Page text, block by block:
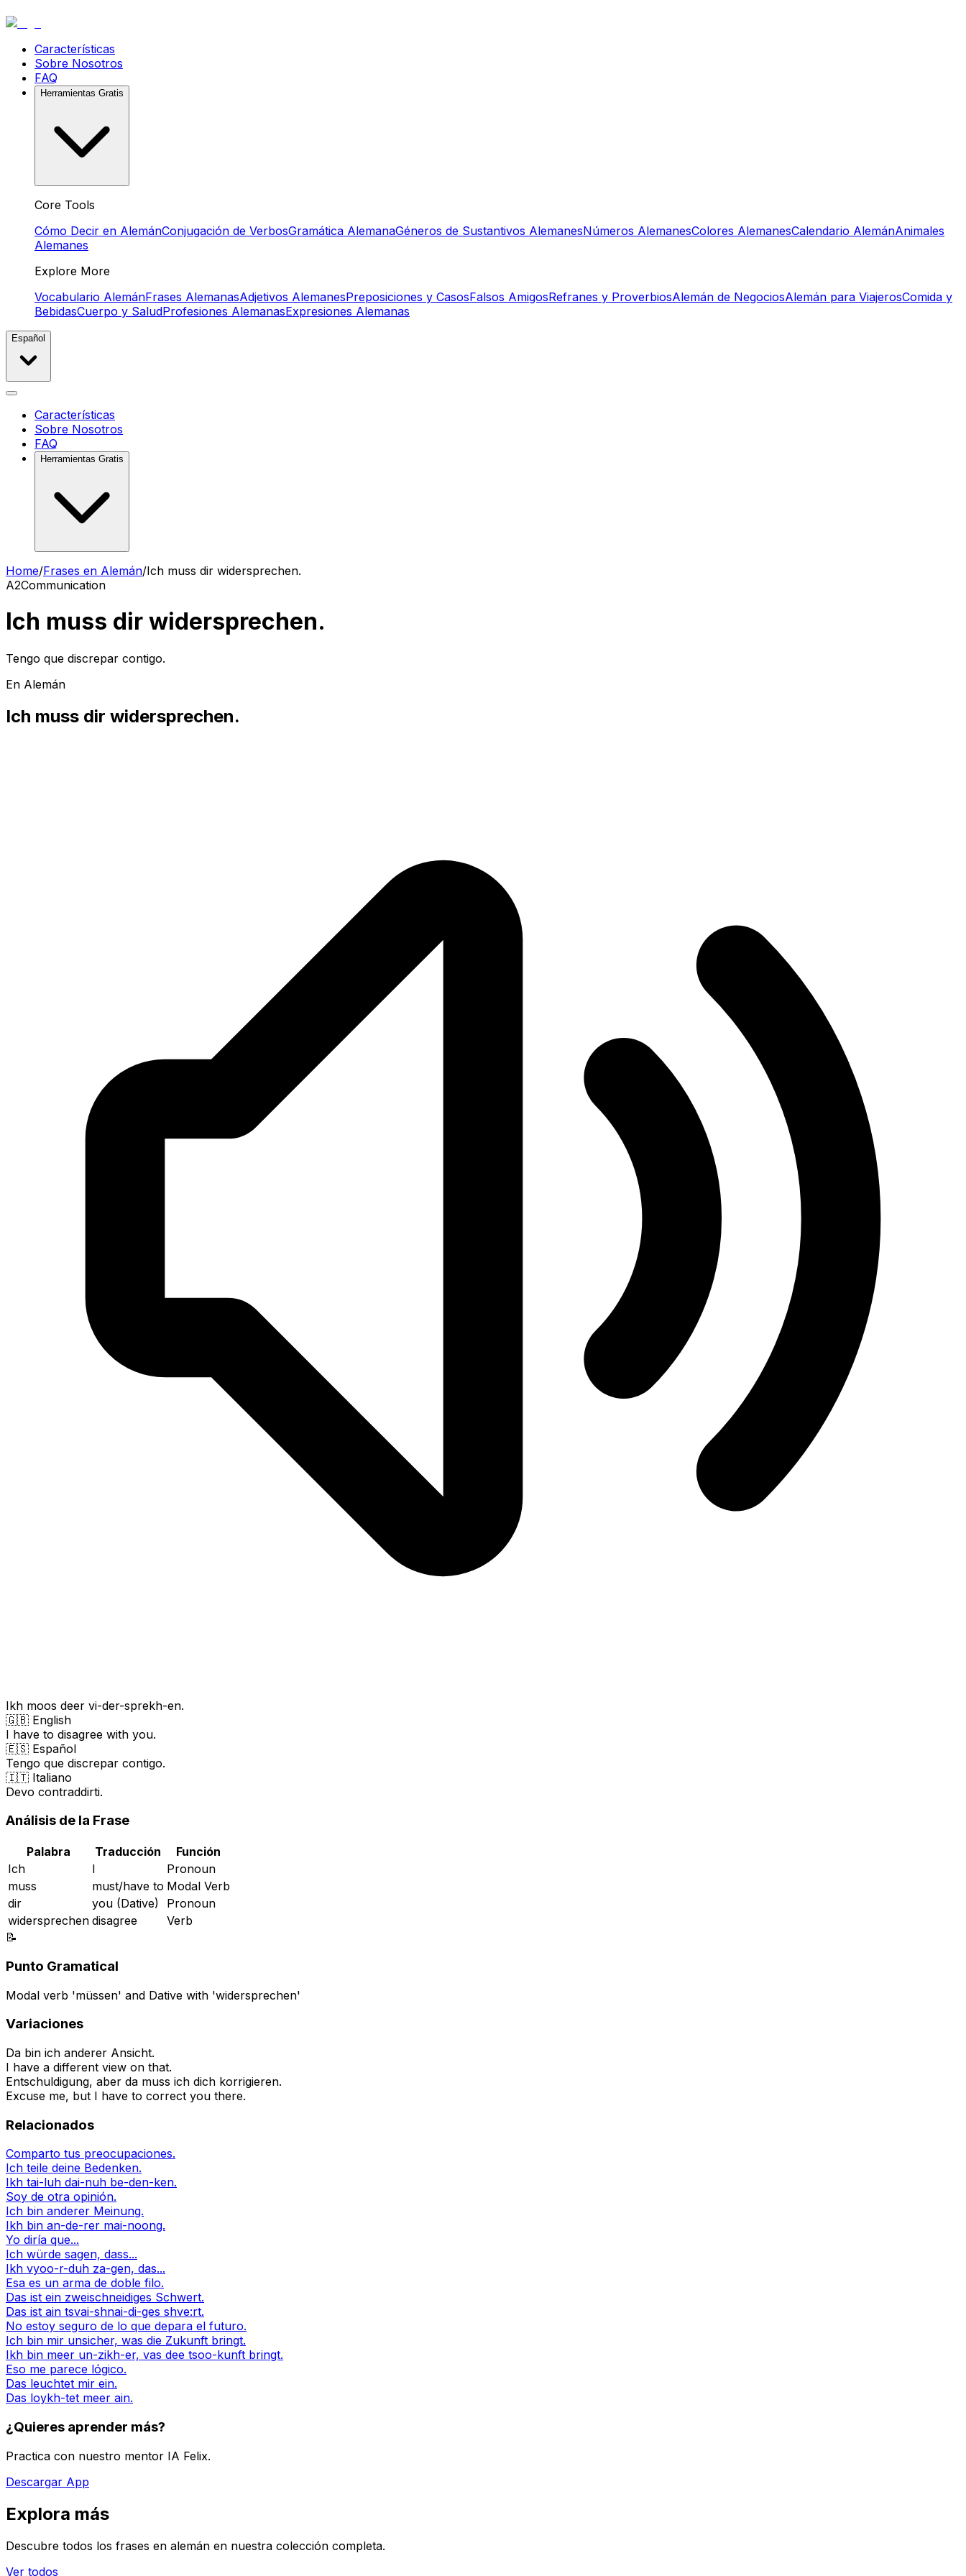
Características
Sobre Nosotros
FAQ
Herramientas Gratis
Core Tools
Cómo Decir en AlemánConjugación de VerbosGramática AlemanaGéneros de Sustantivos AlemanesNúmeros AlemanesColores AlemanesCalendario AlemánAnimales
Alemanes
Explore More
Vocabulario AlemánFrases AlemanasAdjetivos AlemanesPreposiciones y CasosFalsos AmigosRefranes y ProverbiosAlemán de NegociosAlemán para ViajerosComida y
BebidasCuerpo y SaludProfesiones AlemanasExpresiones Alemanas
Español
Características
Sobre Nosotros
FAQ
Herramientas Gratis
Home/Frases en Alemán/Ich muss dir widersprechen.
A2Communication
Ich muss dir widersprechen.
Tengo que discrepar contigo.
En Alemán
Ich muss dir widersprechen.
Ikh moos deer vi-der-sprekh-en.
🇬🇧 English
I have to disagree with you.
🇪🇸 Español
Tengo que discrepar contigo.
🇮🇹 Italiano
Devo contraddirti.
Análisis de la Frase
Palabra Traducción
Función
Ich
I
Pronoun
muss
must/have to Modal Verb
dir
you (Dative)
Pronoun
widersprechen disagree
Verb
📝
Punto Gramatical
Modal verb 'müssen' and Dative with 'widersprechen'
Variaciones
Da bin ich anderer Ansicht.
I have a different view on that.
Entschuldigung, aber da muss ich dich korrigieren.
Excuse me, but I have to correct you there.
Relacionados
Comparto tus preocupaciones.
Ich teile deine Bedenken.
Ikh tai-luh dai-nuh be-den-ken.
Soy de otra opinión.
Ich bin anderer Meinung.
Ikh bin an-de-rer mai-noong.
Yo diría que...
Ich würde sagen, dass...
Ikh vyoo-r-duh za-gen, das...
Esa es un arma de doble filo.
Das ist ein zweischneidiges Schwert.
Das ist ain tsvai-shnai-di-ges shve:rt.
No estoy seguro de lo que depara el futuro.
Ich bin mir unsicher, was die Zukunft bringt.
Ikh bin meer un-zikh-er, vas dee tsoo-kunft bringt.
Eso me parece lógico.
Das leuchtet mir ein.
Das loykh-tet meer ain.
¿Quieres aprender más?
Practica con nuestro mentor IA Felix.
Descargar App
Explora más
Descubre todos los frases en alemán en nuestra colección completa.
Ver todos